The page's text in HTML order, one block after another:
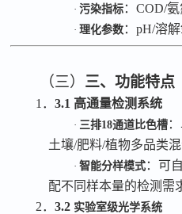
·污染指标 ：COD/
·理化参数 ：pH/溶
（三） 三、功能特点
1．3.1 高通量检测系统
· 三排18通道比色槽
土壤/肥料/植物多品类
·智能分样模式 ：可
配不同样本量的检测需
2．3.2 实验室级光学系统